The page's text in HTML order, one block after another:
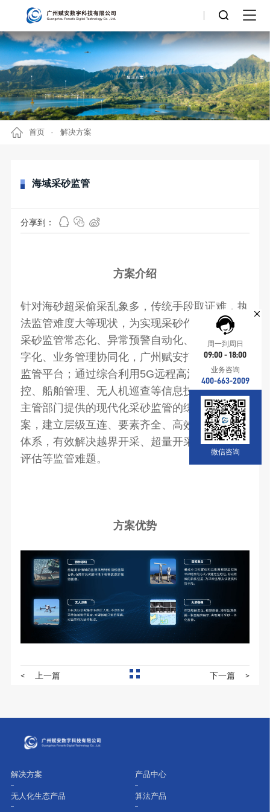
首页 解决方案
海域采砂监管
分享到：
方案介绍
针对海砂超采偷采乱象多，传统手段取证难，执
法监管难度大等现状，为实现采砂作业规范化、
采砂监管常态化、异常预警自动化、监控监管数
字化、业务管理协同化， 广州赋安打造海域采砂
监管平台；通过综合利用5G远程高清视频监
控、船舶管理、无人机巡查等信息技术手段，为
主管部门提供的现代化采砂监管的综合解决方
案，建立层级互连、要素齐全、高效联动的监管
体系，有效解决越界开采、超量开采、影响环境
评估等监管难题。
方案优势
< 上一篇 下一篇 >
周一到周日
09:00 - 18:00
业务咨询
400-663-2009
微信咨询
解决方案 产品中心
无人化生态产品 算法产品